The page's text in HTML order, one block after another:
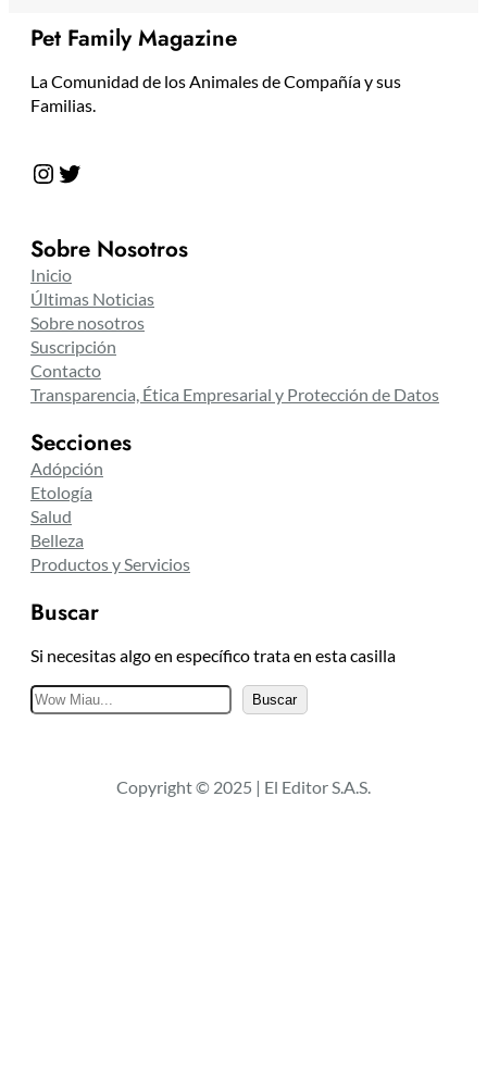
Pet Family Magazine
La Comunidad de los Animales de Compañía y sus
Familias.
Instagram Twitter
Sobre Nosotros
Inicio
Últimas Noticias
Sobre nosotros
Suscripción
Contacto
Transparencia, Ética Empresarial y Protección de Datos
Secciones
Adópción
Etología
Salud
Belleza
Productos y Servicios
Buscar
Si necesitas algo en específico trata en esta casilla
B
u
a
Buscar
Copyright © 2025 | El Editor S.A.S.